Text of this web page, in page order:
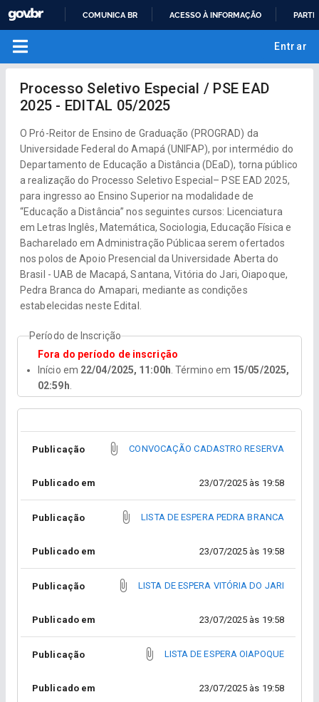
O
COMUNICA BR ACESSO À INFORMAÇÃO
Entrar
Processo Seletivo Especial / PSE EAD
2025 - EDITAL 05/2025
O Pró-Reitor de Ensino de Graduação (PROGRAD) da
Universidade Federal do Amapá (UNIFAP), por intermédio do
Departamento de Educação a Distância (DEaD), torna público
a realização do Processo Seletivo Especial– PSE EAD 2025,
para ingresso ao Ensino Superior na modalidade de
“Educação a Distância” nos seguintes cursos: Licenciatura
em Letras Inglês, Matemática, Sociologia, Educação Física e
Bacharelado em Administração Públicaa serem ofertados
nos polos de Apoio Presencial da Universidade Aberta do
Brasil - UAB de Macapá, Santana, Vitória do Jari, Oiapoque,
Pedra Branca do Amapari, mediante as condições
estabelecidas neste Edital.
Período de Inscrição
Fora do período de inscrição
Início em 22/04/2025, 11:00h . Término em 15/05/2025,
02:59h
Publicação CONVOCAÇÃO CADASTRO RESERVA
Publicado em 23/07/2025 às 19:58
Publicação LISTA DE ESPERA PEDRA BRANCA
Publicado em 23/07/2025 às 19:58
Publicação LISTA DE ESPERA VITÓRIA DO JARI
Publicado em 23/07/2025 às 19:58
Publicação LISTA DE ESPERA OIAPOQUE
Publicado em 23/07/2025 às 19:58